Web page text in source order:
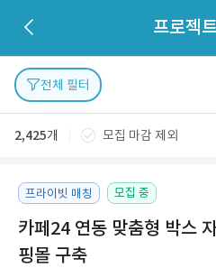
프로젝
전체 필터
2,425개 모집 마감 제외
프라이빗 매칭 모집 중
카페24 연동 맞춤형 박스
핑몰 구축